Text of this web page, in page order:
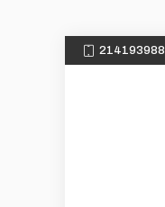
214193988